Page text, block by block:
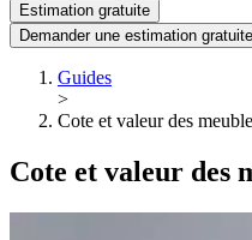
Estimation gratuite
Demander une estimation gratuite
Guides
>
Cote et valeur des
Cote et valeur des